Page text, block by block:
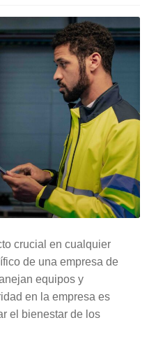
crucial en cualquier
de una empresa de
equipos y
en la empresa es
el bienestar de los